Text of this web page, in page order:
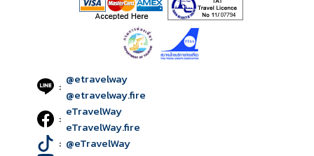
: @etravelway
@etravelway.fire
: eTravelWay
eTravelWay.fire
: @eTravelWay